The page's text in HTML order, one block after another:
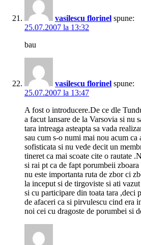
vasilescu florinel spune:
25.07.2007 la 13:32
bau
vasilescu florinel spune:
25.07.2007 la 13:47
A fost o introducere.De ce dle
a facut lansare de la Varsovia si nu
tara intreaga asteapta sa vada
sau cum s-o numi mai nou acum ca
sofisticata si nu vede decit un
tineret ca mai scoate cite o rautate
si rai pt ca de fapt porumbeii
nu este importanta ruta de zbor ci
la inceput si de tirgoviste si ati
si cu participare din toata tara ,deci
de afaceri ca si pirvulescu cind era
noi cei cu dragoste de porumbei si